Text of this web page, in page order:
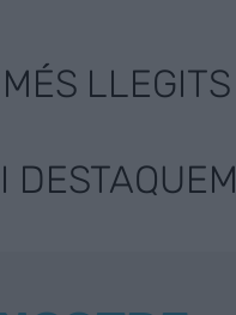
LLEGITS
DESTAQUEM